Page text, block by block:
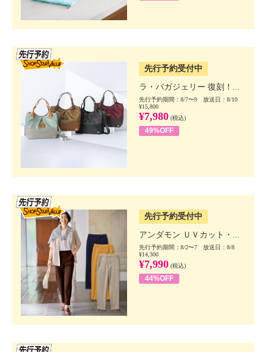
先行予約受付中
ラ・バガジェリー 復刻！...
先行予約期間：8/7〜9 放送日：8/10
¥15,800
¥7,980 (税込)
49%OFF
先行予約受付中
アンダモン ＵＶカット・...
先行予約期間：8/2〜7 放送日：8/8
¥14,300
¥7,990 (税込)
44%OFF